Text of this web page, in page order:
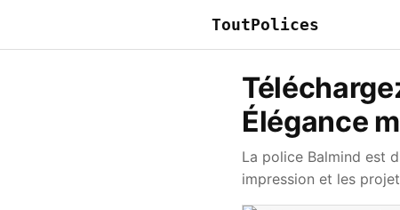
ToutPolices
Élégance
La police Balmind est
impression et les